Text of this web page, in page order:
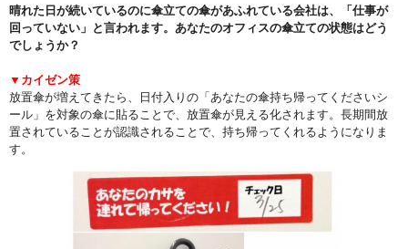
晴れた日が続いているのに傘立ての傘があふれている会社は、「仕事が
回っていない」と言われます。あなたのオフィスの傘立ての状態はどう
でしょうか？
▼カイゼン策
放置傘が増えてきたら、日付入りの「あなたの傘持ち帰ってくださいシ
ール」を対象の傘に貼ることで、放置傘が見える化されます。長期間放
置されていることが認識されることで、持ち帰ってくれるようになりま
す。